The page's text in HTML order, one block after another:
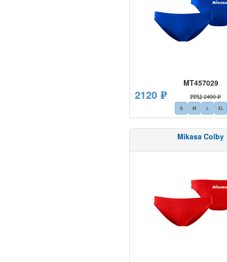
MT457029
2120 ₽ РРЦ 2490 ₽
S M L XL
Mikasa Colby